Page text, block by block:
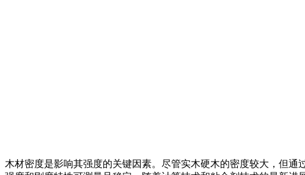
木材密度是影响其强度的关键因素。尽管实木硬木的密度较大，但